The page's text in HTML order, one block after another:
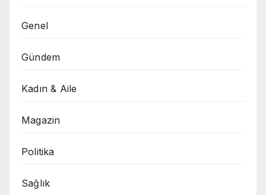
Genel
Gündem
Kadın & Aile
Magazin
Politika
Sağlık